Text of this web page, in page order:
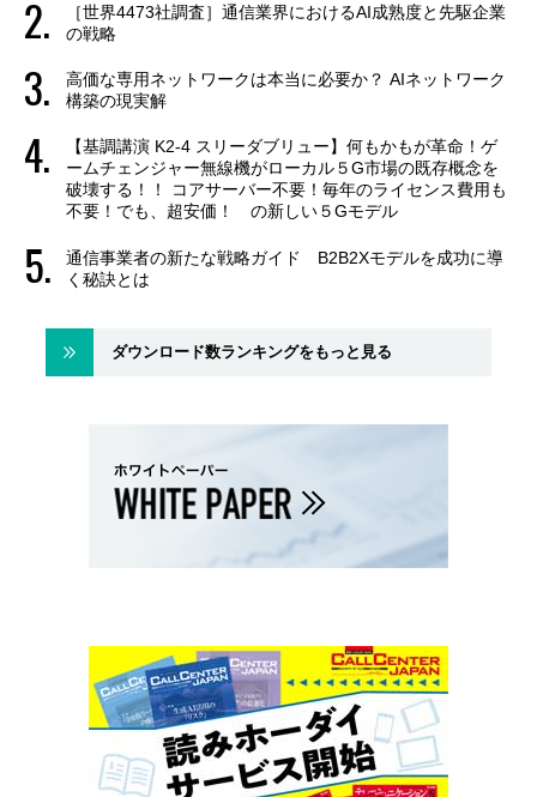
［世界4473社調査］通信業界におけるAI成熟度と先駆企業
の戦略
高価な専用ネットワークは本当に必要か？ AIネットワーク
構築の現実解
【基調講演 K2-4 スリーダブリュー】何もかもが革命！ゲ
ームチェンジャー無線機がローカル５G市場の既存概念を
破壊する！！ コアサーバー不要！毎年のライセンス費用も
不要！でも、超安価！ の新しい５Gモデル
通信事業者の新たな戦略ガイド B2B2Xモデルを成功に導
く秘訣とは
ダウンロード数ランキングをもっと見る